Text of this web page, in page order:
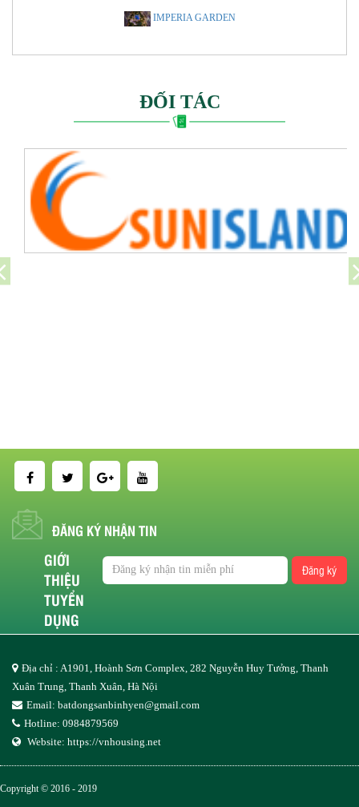
IMPERIA GARDEN
ĐỐI TÁC
ĐĂNG KÝ NHẬN TIN
Đăng ký
GIỚI
THIỆU
TUYỂN
DỤNG
Địa chỉ : A1901, Hoành Sơn Complex, 282 Nguyễn Huy Tưởng, Thanh
Xuân Trung, Thanh Xuân, Hà Nội
Email: batdongsanbinhyen@gmail.com
Hotline: 0984879569
Website: https://vnhousing.net
Copyright © 2016 - 2019